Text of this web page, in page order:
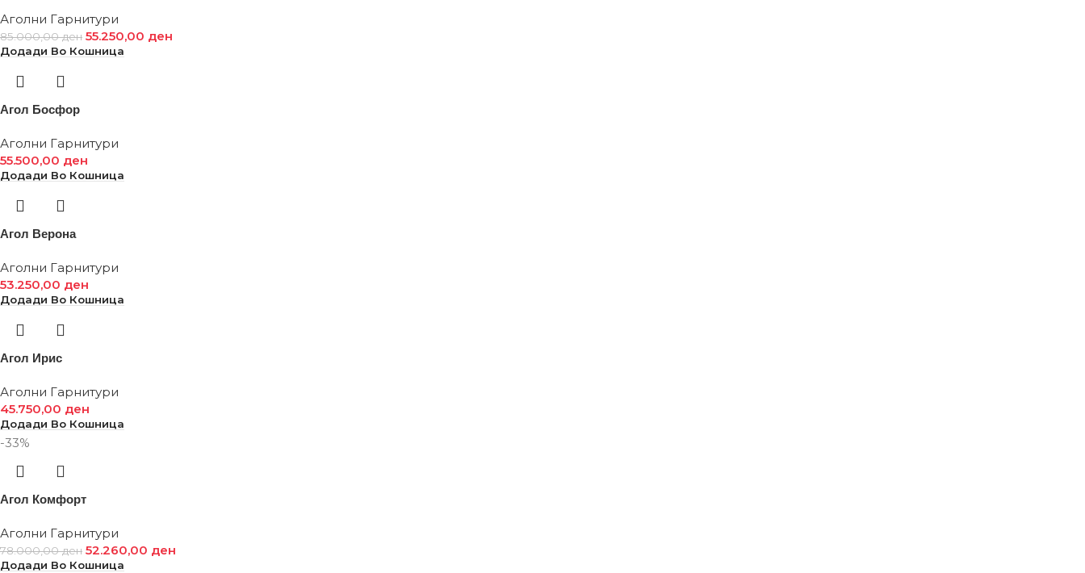
Аголни Гарнитури
85.000,00ден 55.250,00 ден
Додади Во Кошница
Агол Босфор
Аголни Гарнитури
55.500,00 ден
Додади Во Кошница
Агол Верона
Аголни Гарнитури
53.250,00 ден
Додади Во Кошница
Агол Ирис
Аголни Гарнитури
45.750,00 ден
Додади Во Кошница
-33%
Агол Комфорт
Аголни Гарнитури
78.000,00ден 52.260,00 ден
Додади Во Кошница